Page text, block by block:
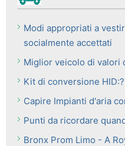
Modi appropriati a
socialmente accettati
Miglior veicolo di valori
Kit di conversione
Capire Impianti d'aria
Punti da ricordare
Bronx Prom Limo - A